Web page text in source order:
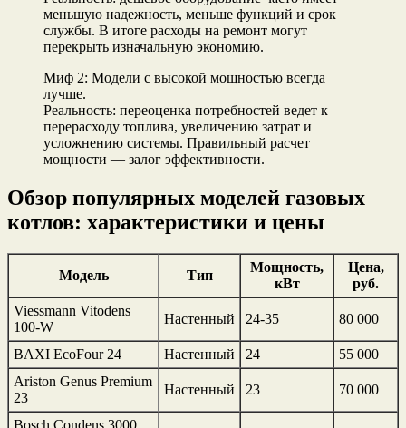
меньшую надежность, меньше функций и срок
службы. В итоге расходы на ремонт могут
перекрыть изначальную экономию.
Миф 2: Модели с высокой мощностью всегда
лучше.
Реальность: переоценка потребностей ведет к
перерасходу топлива, увеличению затрат и
усложнению системы. Правильный расчет
мощности — залог эффективности.
Обзор популярных моделей газовых
котлов: характеристики и цены
Модель Тип
Мощность,
кВт
Цена,
руб.
Viessmann Vitodens
100-W
Настенный 24-35 80 000
BAXI EcoFour 24 Настенный 24
55 000
Ariston Genus Premium
23
Настенный 23 70 000
Bosch Condens 3000